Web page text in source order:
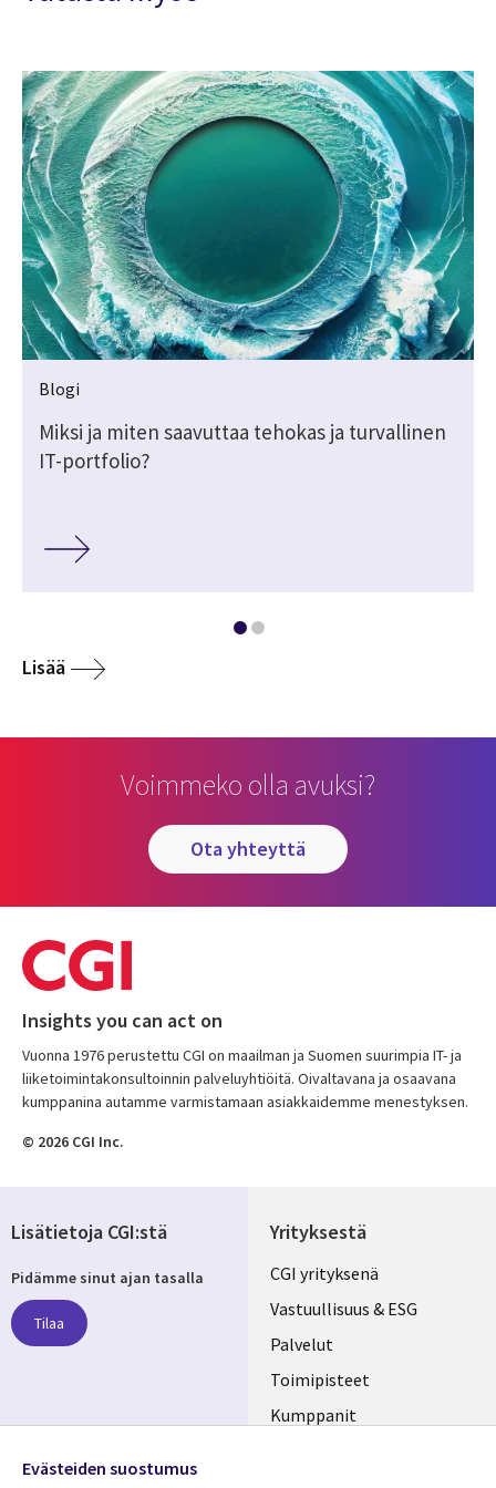
Blogi
Miksi ja miten saavuttaa tehokas ja turvallinen
IT-portfolio?
Lisää
Voimmeko olla avuksi?
ota yhteyttä
Insights you can act on
Vuonna 1976 perustettu CGI on maailman ja Suomen suurimpia IT- ja
liiketoimintakonsultoinnin palveluyhtiöitä. Oivaltavana ja osaavana
kumppanina autamme varmistamaan asiakkaidemme menestyksen.
© 2026 CGI Inc.
Yrityksestä
Useful
links
FINLAND
CGI yrityksenä
Vastuullisuus & ESG
Palvelut
Toimipisteet
Kumppanit
Lisätietoja CGI:stä
Pidämme sinut ajan tasalla
Tilaa
Evästeiden suostumus